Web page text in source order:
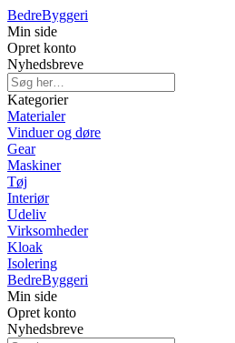
BedreByggeri
Min side
Opret konto
Nyhedsbreve
Kategorier
Materialer
Vinduer og døre
Gear
Maskiner
Tøj
Interiør
Udeliv
Virksomheder
Kloak
Isolering
BedreByggeri
Min side
Opret konto
Nyhedsbreve